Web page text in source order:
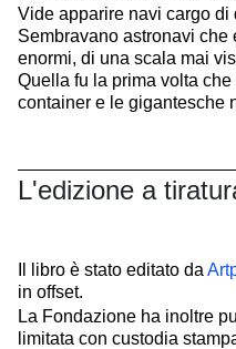
Vide apparire navi cargo
Sembravano astronavi
enormi, di una scala mai
Quella fu la prima volta
container e le gigantesche
L'edizione a
Il libro è stato editato da
in offset.
La Fondazione ha inoltre
limitata con custodia